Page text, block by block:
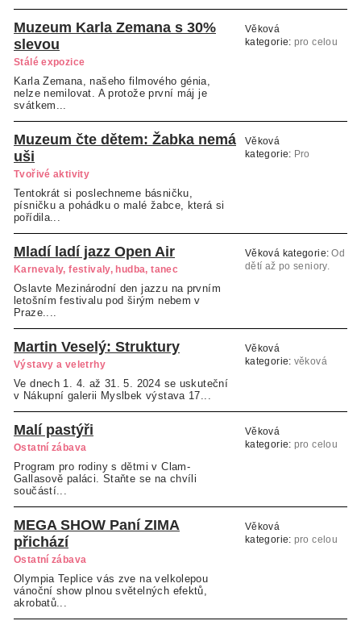
Muzeum Karla Zemana s 30%
slevou
Stálé expozice
Karla Zemana, našeho filmového génia,
nelze nemilovat. A protože první máj je
svátkem...
Věková
kategorie: pro celou
Muzeum čte dětem: Žabka nemá
uši
Tvořivé aktivity
Tentokrát si poslechneme básničku,
písničku a pohádku o malé žabce, která si
pořídila...
Věková
kategorie: Pro
Mladí ladí jazz Open Air
Karnevaly, festivaly, hudba, tanec
Oslavte Mezinárodní den jazzu na prvním
letošním festivalu pod širým nebem v
Praze....
Věková kategorie: Od
dětí až po seniory.
Martin Veselý: Struktury
Výstavy a veletrhy
Ve dnech 1. 4. až 31. 5. 2024 se uskuteční
v Nákupní galerii Myslbek výstava 17...
Věková
kategorie: věková
Malí pastýři
Ostatní zábava
Program pro rodiny s dětmi v Clam-
Gallasově paláci. Staňte se na chvíli
součástí...
Věková
kategorie: pro celou
MEGA SHOW Paní ZIMA
přichází
Ostatní zábava
Olympia Teplice vás zve na velkolepou
vánoční show plnou světelných efektů,
akrobatů...
Věková
kategorie: pro celou